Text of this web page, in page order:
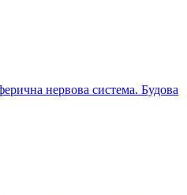
нервова система. Будова